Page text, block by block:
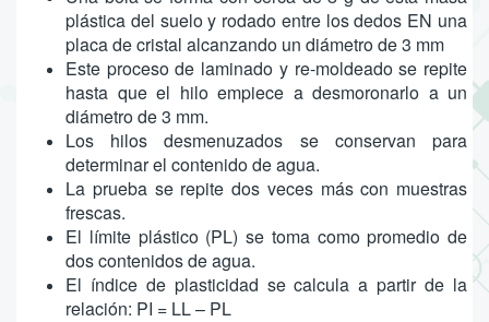
plástica del suelo y rodado entre los dedos EN una
placa de cristal alcanzando un diámetro de 3 mm
Este proceso de laminado y re-moldeado se repite
hasta que el hilo empiece a desmoronarlo a un
diámetro de 3 mm.
Los hilos desmenuzados se conservan para
determinar el contenido de agua.
La prueba se repite dos veces más con muestras
frescas.
El límite plástico (PL) se toma como promedio de
dos contenidos de agua.
El índice de plasticidad se calcula a partir de la
relación: PI = LL – PL